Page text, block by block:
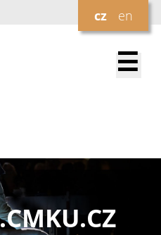
cz en
☰
CMKU.CZ